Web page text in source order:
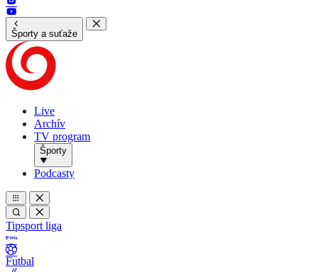
Športy a suťaže
Live
Archív
TV program
Športy
Podcasty
Tipsport liga
Futbal